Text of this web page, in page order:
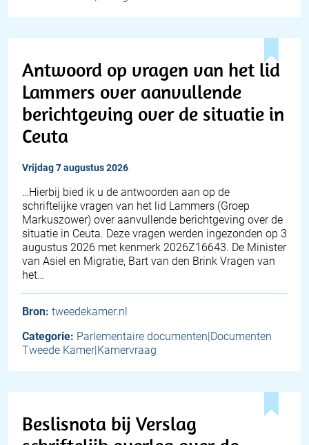
Antwoord op vragen van het lid
Lammers over aanvullende
berichtgeving over de situatie in
Ceuta
vrijdag 7 augustus 2026
… Hierbij bied ik u de antwoorden aan op de
schriftelijke vragen van het lid Lammers (Groep
Markuszower) over aanvullende berichtgeving over de
situatie in Ceuta. Deze vragen werden ingezonden op 3
augustus 2026 met kenmerk 2026Z16643. De Minister
van Asiel en Migratie, Bart van den Brink Vragen van
het…
Bron: tweedekamer.nl
Categorie: Parlementaire documenten|Documenten
Tweede Kamer|Kamervraag
Beslisnota bij Verslag